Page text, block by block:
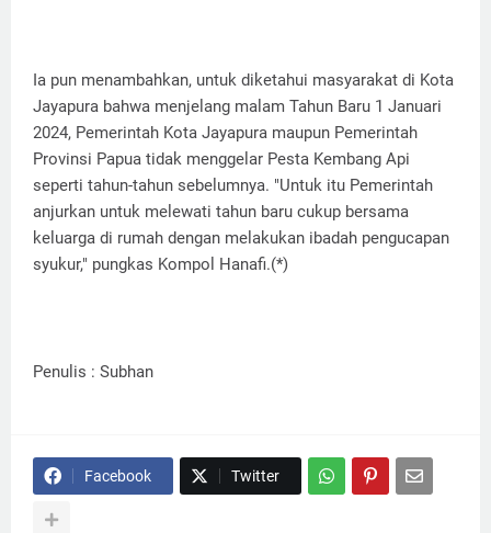
Ia pun menambahkan, untuk diketahui masyarakat di Kota
Jayapura bahwa menjelang malam Tahun Baru 1 Januari
2024, Pemerintah Kota Jayapura maupun Pemerintah
Provinsi Papua tidak menggelar Pesta Kembang Api
seperti tahun-tahun sebelumnya. "Untuk itu Pemerintah
anjurkan untuk melewati tahun baru cukup bersama
keluarga di rumah dengan melakukan ibadah pengucapan
syukur," pungkas Kompol Hanafi.(*)
Penulis : Subhan
Facebook Twitter